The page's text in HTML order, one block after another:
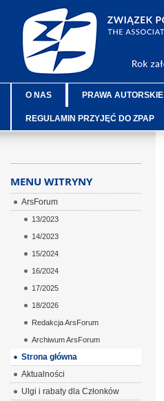
O NAS PRAWA AUTORSKIE
REGULAMIN PRZYJĘĆ DO ZPAP
MENU WITRYNY
ArsForum
13/2023
14/2023
15/2024
16/2024
17/2025
18/2026
Redakcja ArsForum
Archiwum ArsForum
Strona główna
Aktualności
Ulgi i rabaty dla Członków